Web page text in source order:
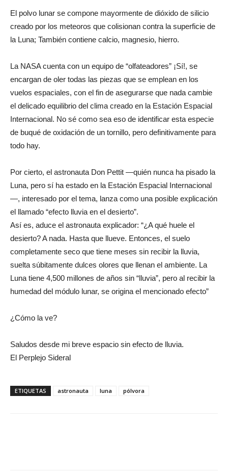
El polvo lunar se compone mayormente de dióxido de silicio
creado por los meteoros que colisionan contra la superficie de
la Luna; También contiene calcio, magnesio, hierro.
La NASA cuenta con un equipo de “olfateadores” ¡Sí!, se
encargan de oler todas las piezas que se emplean en los
vuelos espaciales, con el fin de asegurarse que nada cambie
el delicado equilibrio del clima creado en la Estación Espacial
Internacional. No sé como sea eso de identificar esta especie
de buqué de oxidación de un tornillo, pero definitivamente para
todo hay.
Por cierto, el astronauta Don Pettit —quién nunca ha pisado la
Luna, pero sí ha estado en la Estación Espacial Internacional
—, interesado por el tema, lanza como una posible explicación
el llamado “efecto lluvia en el desierto”.
Así es, aduce el astronauta explicador: “¿A qué huele el
desierto? A nada. Hasta que llueve. Entonces, el suelo
completamente seco que tiene meses sin recibir la lluvia,
suelta súbitamente dulces olores que llenan el ambiente. La
Luna tiene 4,500 millones de años sin “lluvia”, pero al recibir la
humedad del módulo lunar, se origina el mencionado efecto”
¿Cómo la ve?
Saludos desde mi breve espacio sin efecto de lluvia.
El Perplejo Sideral
ETIQUETAS astronauta luna pólvora